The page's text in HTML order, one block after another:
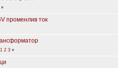
променлив ток
1 2 3»